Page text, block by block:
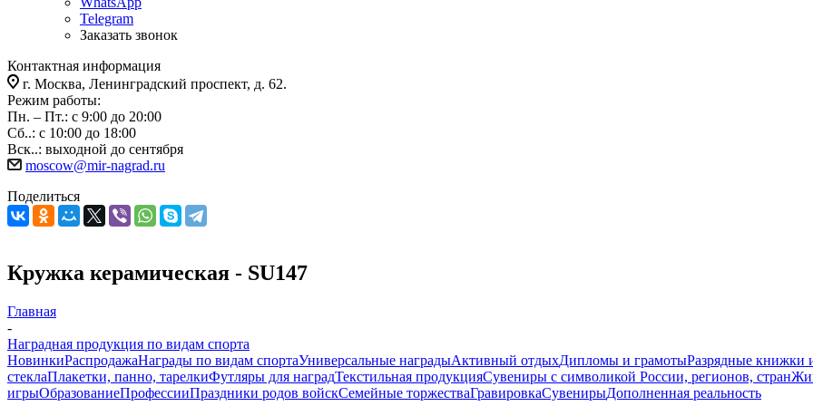
Telegram
Заказать звонок
Контактная информация
г. Москва, Ленинградский проспект, д. 62.
Режим работы:
Пн. – Пт.: с 9:00 до 20:00
Сб..: с 10:00 до 18:00
Вск..: выходной до сентября
moscow@mir-nagrad.ru
Поделиться
Кружка керамическая - SU147
Главная
-
Наградная продукция по видам спорта
НовинкиРаспродажаНаграды по видам спортаУниверсальные наградыАктивный отдыхДипломы и грамотыРазрядные книжки
стеклаПлакетки, панно, тарелкиФутляры для наградТекстильная продукцияСувениры с символикой России, регионов, стран
игрыОбразованиеПрофессииПраздники родов войскСемейные торжестваГравировкаСувенирыДополненная реальность